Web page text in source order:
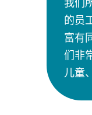
我们
的员
富有
们非
儿童